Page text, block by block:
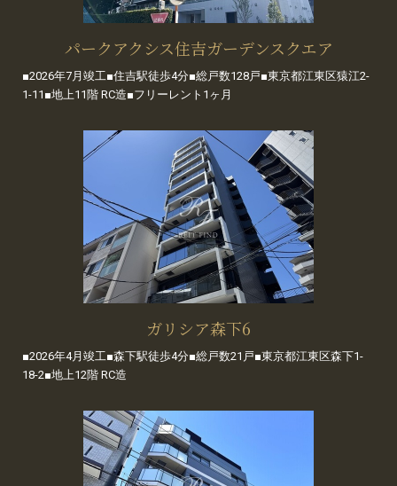
パークアクシス住吉ガーデンスクエア
■2026年7月竣工■住吉駅徒歩4分■総戸数128戸■東京都江東区猿江2-
1-11■地上11階 RC造■フリーレント1ヶ月
ガリシア森下6
■2026年4月竣工■森下駅徒歩4分■総戸数21戸■東京都江東区森下1-
18-2■地上12階 RC造